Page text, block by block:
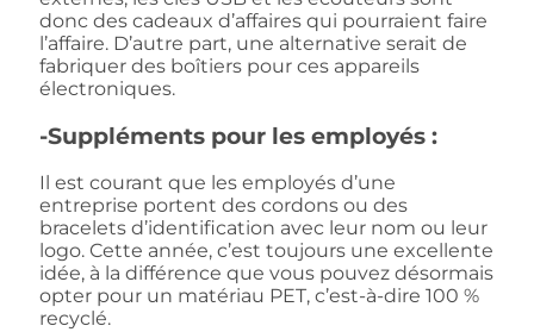
donc des cadeaux d’affaires qui pourraient faire
l’affaire. D’autre part, une alternative serait de
fabriquer des boîtiers pour ces appareils
électroniques.
-Suppléments pour les employés :
Il est courant que les employés d’une
entreprise portent des cordons ou des
bracelets d’identification avec leur nom ou leur
logo. Cette année, c’est toujours une excellente
idée, à la différence que vous pouvez désormais
opter pour un matériau PET, c’est-à-dire 100 %
recyclé.